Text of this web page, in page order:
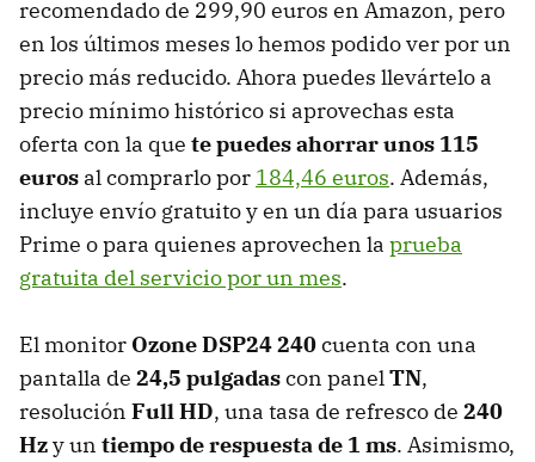
recomendado de 299,90 euros en Amazon, pero
en los últimos meses lo hemos podido ver por un
precio más reducido. Ahora puedes llevártelo a
precio mínimo histórico si aprovechas esta
oferta con la que te puedes ahorrar unos 115
euros al comprarlo por 184,46 euros. Además,
incluye envío gratuito y en un día para usuarios
Prime o para quienes aprovechen la prueba
gratuita del servicio por un mes.
El monitor Ozone DSP24 240cuenta con una
pantalla de 24,5 pulgadascon panelTN,
resolución Full HD, una tasa de refresco de 240
Hzy un tiempo de respuesta de 1 ms. Asimismo,